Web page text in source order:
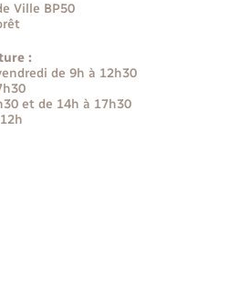
Ville BP50
:
de 9h à 12h30
et de 14h à 17h30